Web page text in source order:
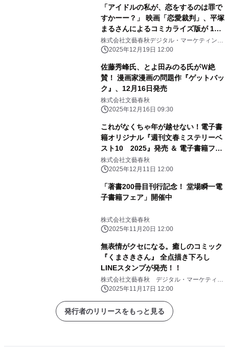
「アイドルの私が、恋をするのは罪で
すかーー？」 映画「恋愛裁判」、平塚
まるさんによるコミカライズ版が 12
月19日（金）より「ピッコマ」にて先
行配信開始！
株式会社文藝春秋デジタル・マーケティング
部 2025年12月19日 12:00
佐藤秀峰氏、とよ田みのる氏がＷ絶
賛！ 漫画家漫画の問題作『ゲットバッ
ク』、12月16日発売
株式会社文藝春秋
2025年12月16日 09:30
これがなくちゃ年が越せない！電子書
籍オリジナル『週刊文春ミステリーベ
スト10 2025』発売 ＆ 電子書籍フェ
ア「文藝春秋ミステリー大祭2025」開
催
株式会社文藝春秋
2025年12月11日 12:00
「著書200冊目刊行記念！ 堂場瞬一電
子書籍フェア」開催中
株式会社文藝春秋
2025年11月20日 12:00
無表情がクセになる。癒しのコミック
『くまさきさん』 全点描き下ろし
LINEスタンプが発売！！
株式会社文藝春秋 デジタル・マーケティン
グ部2025年11月17日 12:00
発行者のリリースをもっと見る